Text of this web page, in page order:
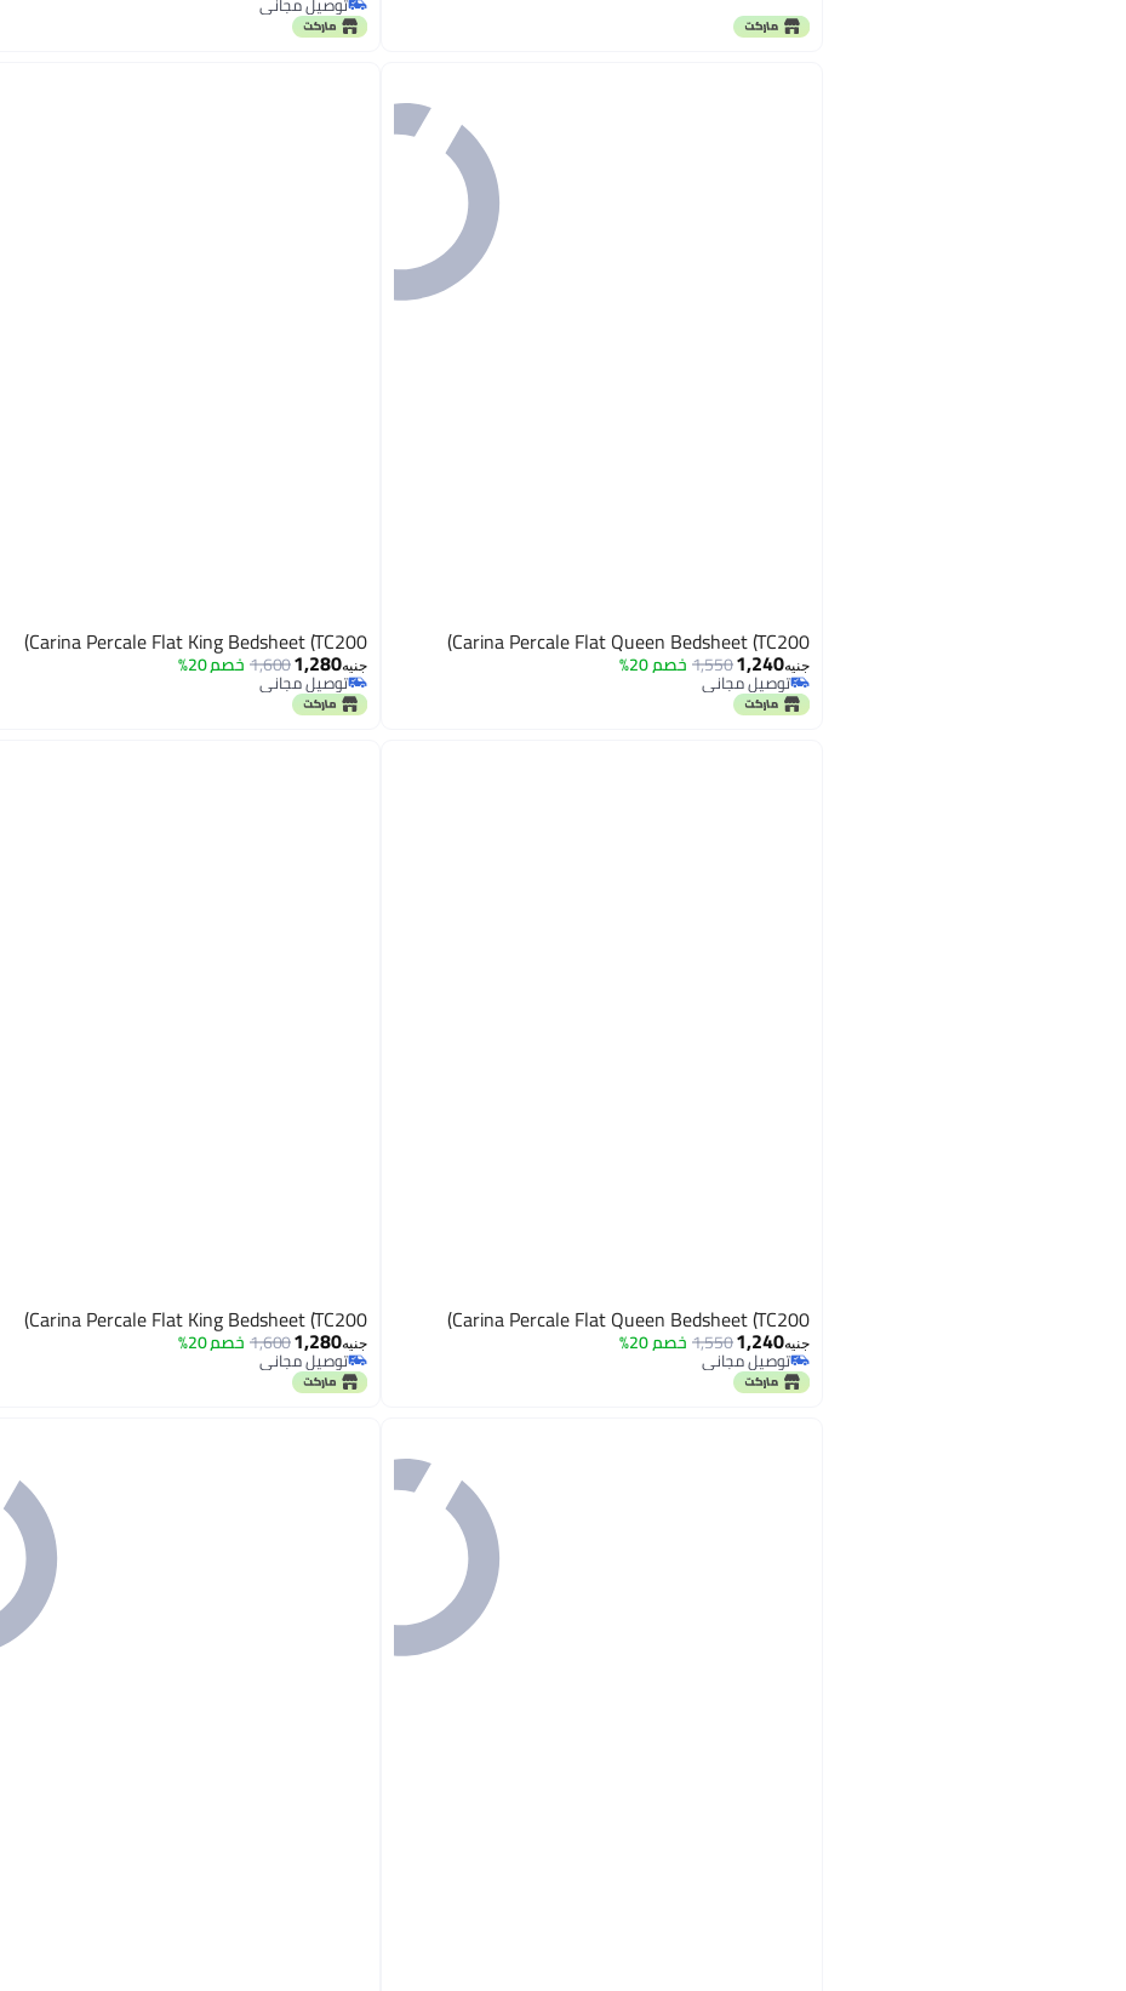
توصيل مجاني
Carina Percale Flat Queen Bedsheet (TC200)
جنيه1,240
1,550خصم 20%
توصيل مجاني
توصيل مجاني
Carina Percale Flat King Bedsheet (TC200)
جنيه1,280
1,600خصم 20%
توصيل مجاني
توصيل مجاني
Carina Percale Flat Queen Bedsheet (TC200)
جنيه1,240
1,550خصم 20%
توصيل مجاني
توصيل مجاني
Carina Percale Flat King Bedsheet (TC200)
جنيه1,280
1,600خصم 20%
توصيل مجاني
توصيل مجاني